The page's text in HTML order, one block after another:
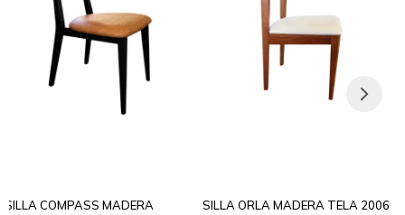
SILLA COMPASS MADERA
SILLA ORLA MADERA TELA 2006